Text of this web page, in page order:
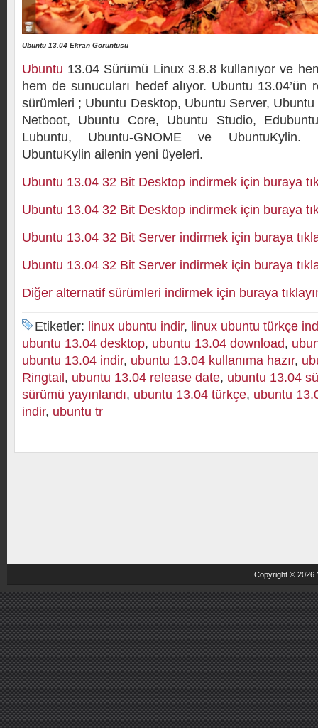
Ubuntu 13.04 Ekran Görüntüsü
Ubuntu 13.04 Sürümü Linux 3.8.8 kullanıyor ve
hem de sunucuları hedef alıyor. Ubuntu 13.04’ün
sürümleri ; Ubuntu Desktop, Ubuntu Server,
Netboot, Ubuntu Core, Ubuntu Studio,
Lubuntu, Ubuntu-GNOME ve UbuntuKylin.
UbuntuKylin ailenin yeni üyeleri.
Ubuntu 13.04 32 Bit Desktop indirmek için buraya
Ubuntu 13.04 32 Bit Desktop indirmek için buraya
Ubuntu 13.04 32 Bit Server indirmek için buraya
Ubuntu 13.04 32 Bit Server indirmek için buraya
Diğer alternatif sürümleri indirmek için buraya
Etiketler: linux ubuntu indir, linux ubuntu türkçe
ubuntu 13.04 desktop, ubuntu 13.04 download,
ubuntu 13.04 indir, ubuntu 13.04 kullanıma hazır,
Ringtail , ubuntu 13.04 release date, ubuntu 13.04
sürümü yayınlandı, ubuntu 13.04 türkçe, ubuntu
indir, ubuntu tr
Copyright © 2026